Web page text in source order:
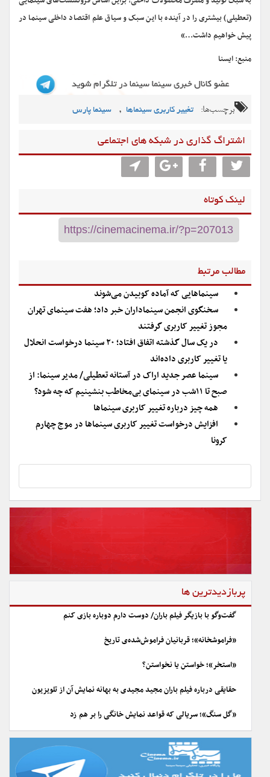
(تعطیلی) بیشتری را در آینده با این سبک و سیاق علم‌ اقتصاد داخلی سینما در
پیش خواهیم داشت…»
منبع: ایسنا
برچسب‌ها: تغییر کاربری سینماها , سینما پارس
اشتراگ گذاری در شبکه های اجتماعی
لینک کوتاه
مطالب مرتبط
سینماهایی که آماده کوبیدن می‌شوند
سخنگوی انجمن سینماداران خبر داد؛ هفت سینمای تهران
مجوز تغییر کاربری گرفتند
در یک سال گذشته اتفاق افتاد؛ ۲۰ سینما درخواست انحلال
یا تغییر کاربری داده‌اند
سینما عصر جدید اراک در آستانه تعطیلی/ مدیر سینما: از
صبح تا ۱۱شب در سینمای بی‌مخاطب بنشینیم که چه شود؟
همه چیز درباره تغییر کاربری سینما‌ها
افزایش درخواست‌ تغییر کاربری سینماها در موج چهارم
کرونا
پربازدیدترین ها
گفت‌وگو با بازیگر فیلم باران/ دوست دارم دوباره بازی کنم
«فراموشخانه»؛ قربانیان فراموش‌شده‌ی تاریخ
«استخر»؛ خواستن یا نخواستن؟
حقایقی درباره فیلم باران مجید مجیدی به بهانه نمایش آن از تلویزیون
«گل سنگ»؛ سریالی که قواعد نمایش خانگی را بر هم زد